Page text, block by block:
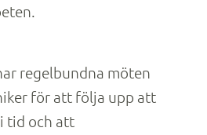
regelbundna möten
för att följa upp att
tid och att